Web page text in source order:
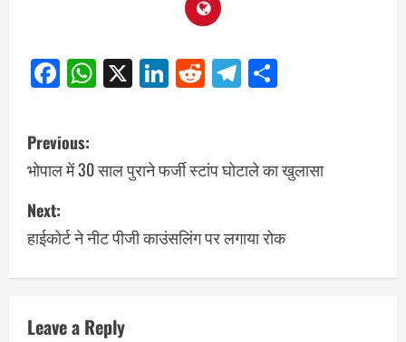
Facebook
WhatsApp
X LinkedIn
RedditTelegram
Previous:
भोपाल में 30 साल पुराने फर्जी स्टांप घोटाले का खुलासा
Next:
हाईकोर्ट ने नीट पीजी काउंसलिंग पर लगाया रोक
Leave a Reply